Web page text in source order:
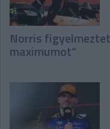
Norris
maximumot”